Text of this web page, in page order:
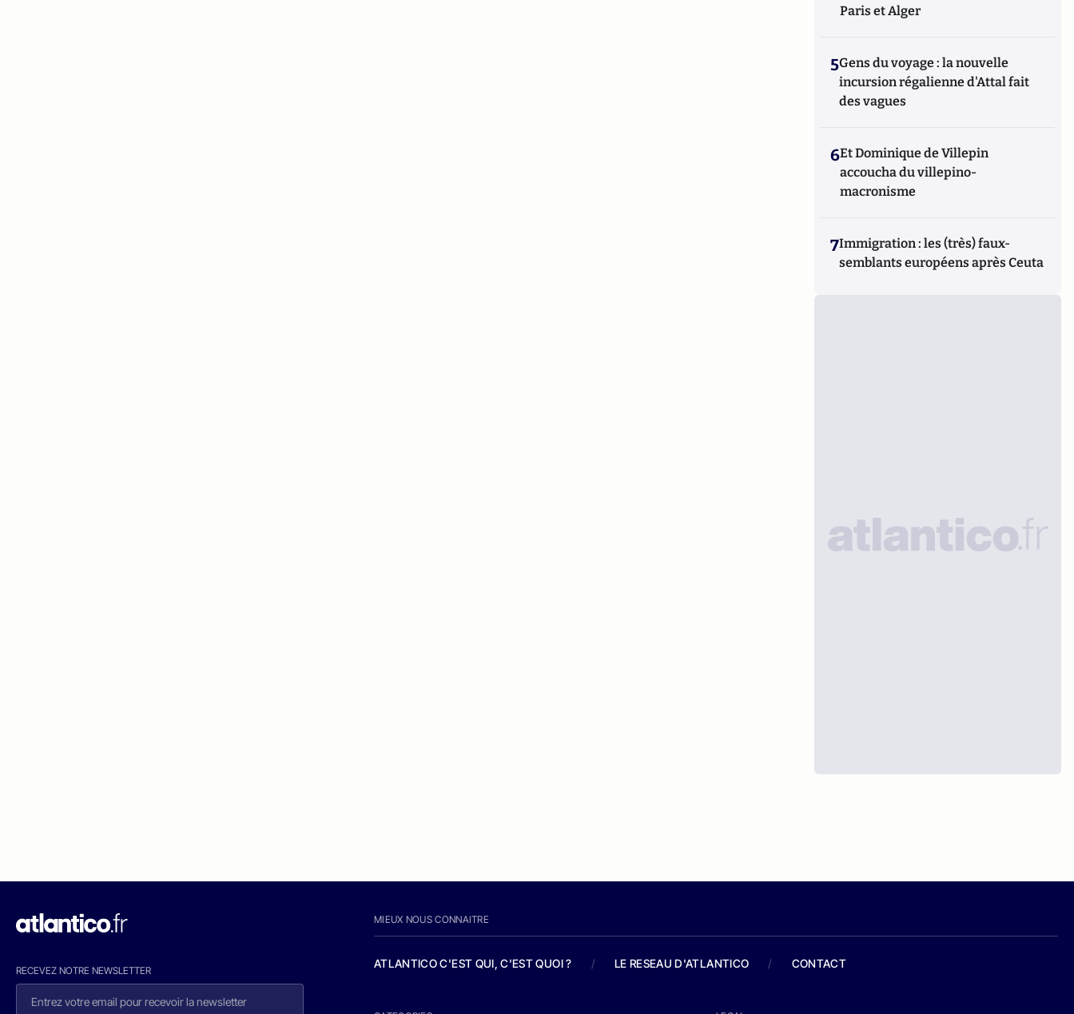
Paris et Alger
5Gens du voyage : la nouvelle
incursion régalienne d'Attal fait
des vagues
6Et Dominique de Villepin
accoucha du villepino-
macronisme
7Immigration : les (très) faux-
semblants européens après Ceuta
RECEVEZ NOTRE NEWSLETTER
MIEUX NOUS CONNAITRE
ATLANTICO C'EST QUI, C'EST QUOI ? / LE RESEAU D'ATLANTICO / CONTACT